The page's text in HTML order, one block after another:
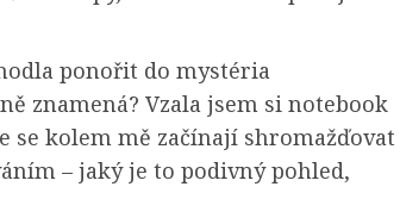
ponořit do mystéria
znamená? Vzala jsem si notebook
se kolem mě začínají shromažďovat
– jaký je to podivný pohled,